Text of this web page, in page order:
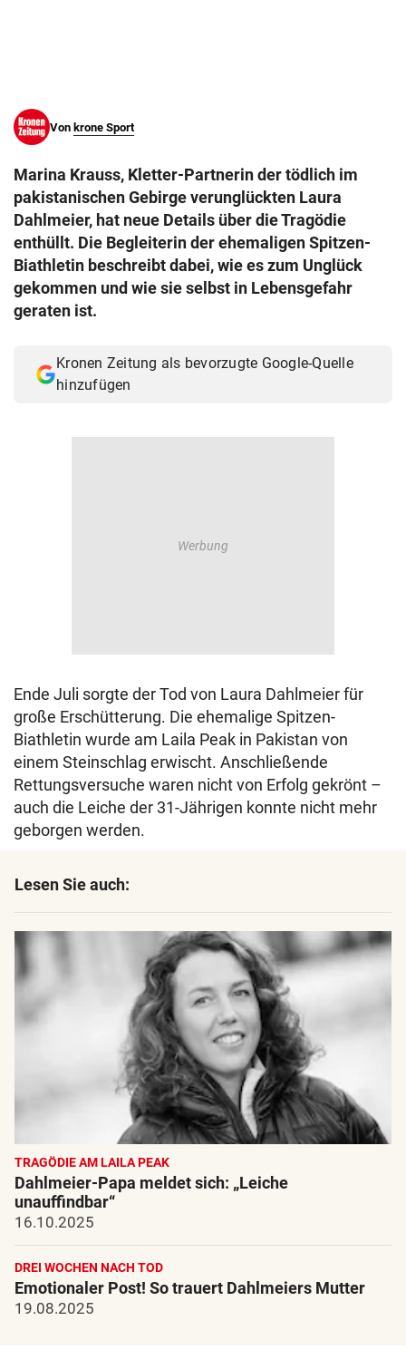
Von krone Sport
Marina Krauss, Kletter-Partnerin der tödlich im
pakistanischen Gebirge verunglückten Laura
Dahlmeier, hat neue Details über die Tragödie
enthüllt. Die Begleiterin der ehemaligen Spitzen-
Biathletin beschreibt dabei, wie es zum Unglück
gekommen und wie sie selbst in Lebensgefahr
geraten ist.
Kronen Zeitung als bevorzugte Google-Quelle
hinzufügen
Ende Juli sorgte der Tod von Laura Dahlmeier für
große Erschütterung. Die ehemalige Spitzen-
Biathletin wurde am Laila Peak in Pakistan von
einem Steinschlag erwischt. Anschließende
Rettungsversuche waren nicht von Erfolg gekrönt –
auch die Leiche der 31-Jährigen konnte nicht mehr
geborgen werden.
Lesen Sie auch:
TRAGÖDIE AM LAILA PEAK
Dahlmeier-Papa meldet sich: „Leiche
unauffindbar“
16.10.2025
DREI WOCHEN NACH TOD
Emotionaler Post! So trauert Dahlmeiers Mutter
19.08.2025